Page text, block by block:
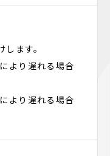
ます。
より遅れる場合
より遅れる場合